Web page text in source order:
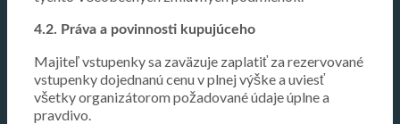
4.2. Práva a povinnosti kupujúceho
Majiteľ vstupenky sa zaväzuje zaplatiť za rezervované
vstupenky dojednanú cenu v plnej výške a uviesť
všetky organizátorom požadované údaje úplne a
pravdivo.